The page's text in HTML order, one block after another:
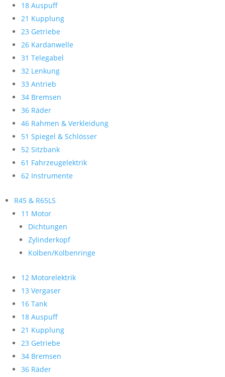
18 Auspuff
21 Kupplung
23 Getriebe
26 Kardanwelle
31 Telegabel
32 Lenkung
33 Antrieb
34 Bremsen
36 Räder
46 Rahmen & Verkleidung
51 Spiegel & Schlösser
52 Sitzbank
61 Fahrzeugelektrik
62 Instrumente
R45 & R65LS
11 Motor
Dichtungen
Zylinderkopf
Kolben/Kolbenringe
12 Motorelektrik
13 Vergaser
16 Tank
18 Auspuff
21 Kupplung
23 Getriebe
34 Bremsen
36 Räder